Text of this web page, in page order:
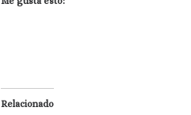
Relacionado